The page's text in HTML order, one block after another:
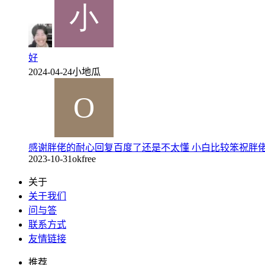
好
2024-04-24小地瓜
感谢胖佬的耐心回复百度了还是不太懂 小白比较笨祝胖
2023-10-31okfree
关于
关于我们
问与答
联系方式
友情链接
推荐